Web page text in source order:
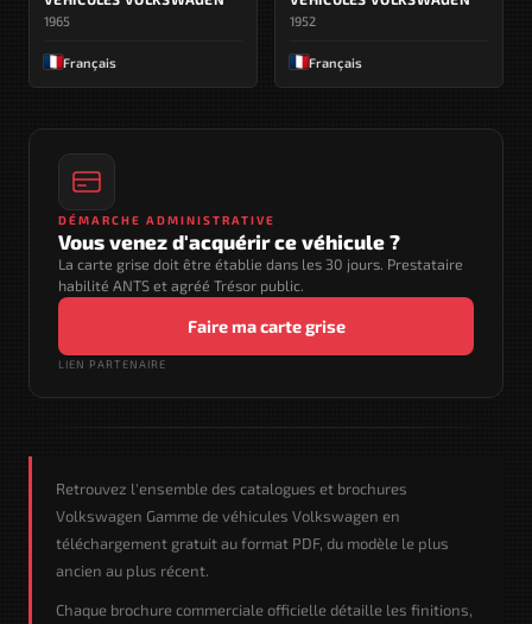
1965
Français
1952
Français
DÉMARCHE ADMINISTRATIVE
Vous venez d'acquérir ce véhicule ?
La carte grise doit être établie dans les 30 jours. Prestataire
habilité ANTS et agréé Trésor public.
Faire ma carte grise
LIEN PARTENAIRE
Retrouvez l'ensemble des catalogues et brochures
Volkswagen Gamme de véhicules Volkswagen en
téléchargement gratuit au format PDF, du modèle le plus
ancien au plus récent.
Chaque brochure commerciale officielle détaille les finitions,